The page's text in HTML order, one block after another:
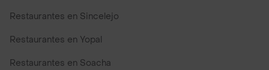
Restaurantes en Sincelejo
Restaurantes en Yopal
Restaurantes en Soacha